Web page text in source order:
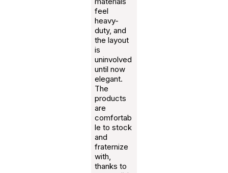
feel
heavy-
duty, and
the layout
is
uninvolved
until now
elegant.
The
products
are
comfortab
le to stock
and
fraternize
with,
thanks to